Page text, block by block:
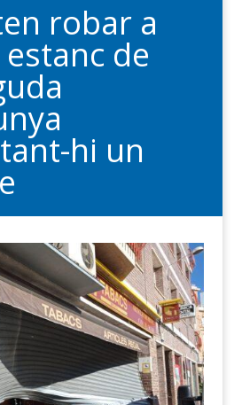
robar a
estanc de
hi un